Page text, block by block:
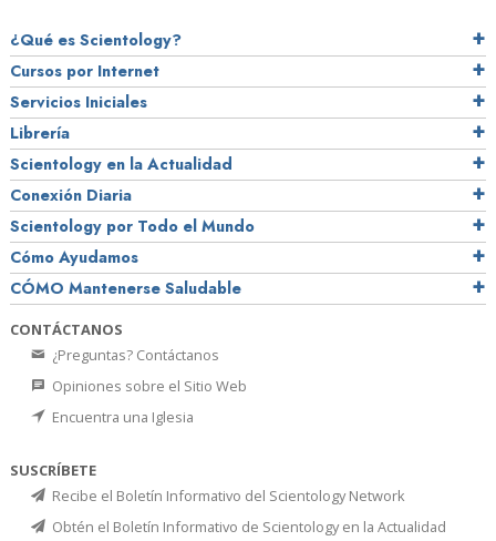
¿Qué es Scientology?
Cursos por Internet
Servicios Iniciales
Librería
Scientology en la Actualidad
Conexión Diaria
Scientology por Todo el Mundo
Cómo Ayudamos
CÓMO Mantenerse Saludable
CONTÁCTANOS
¿Preguntas? Contáctanos
Opiniones sobre el Sitio Web
Encuentra una Iglesia
SUSCRÍBETE
Recibe el Boletín Informativo del Scientology Network
Obtén el Boletín Informativo de Scientology en la Actualidad